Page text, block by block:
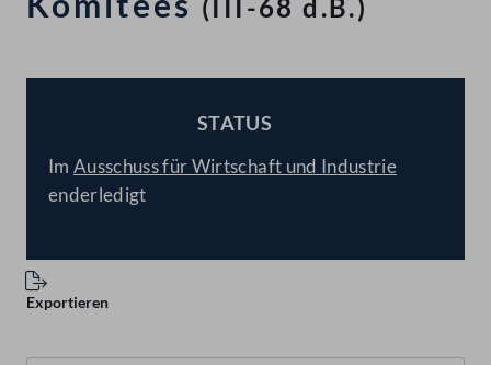
(III-68 d.B.)
STATUS
ImAusschuss für Wirtschaft und Industrie
enderledigt
Exportieren